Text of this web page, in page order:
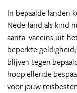
In bepaalde landen
Nederland als kind
aantal vaccins uit
beperkte
blijven tegen
hoop ellende
voor jouw